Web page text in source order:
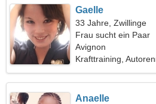
Gaelle
33 Jahre, Zwillinge
Frau sucht ein Paar
Avignon
Krafttraining,
Anaelle